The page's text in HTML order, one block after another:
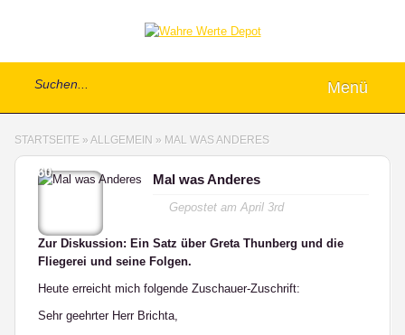
Menü
STARTSEITE » ALLGEMEIN » MAL WAS ANDERES
60 Mal was Anderes
Gepostet amApril 3rd
Zur Diskussion: Ein Satz über Greta Thunberg und die
Fliegerei und seine Folgen.
Heute erreicht mich folgende Zuschauer-Zuschrift:
Sehr geehrter Herr Brichta,